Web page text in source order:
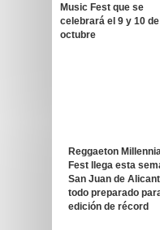
Music Fest que se
celebrará el 9 y 10 de
octubre
Reggaeton
Fest llega esta
San Juan de
todo preparado
edición de récord